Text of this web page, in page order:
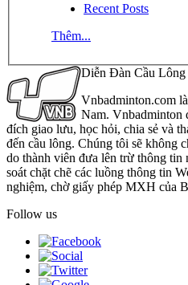
Recent Posts
Thêm...
Diễn Đàn Cầu Lông
Vnbadminton.com
Nam. Vnbadminton
đích giao lưu, học hỏi, chia sẻ và
đến cầu lông. Chúng tôi sẽ không
do thành viên đưa lên trừ thông
soát chặt chẽ các luồng thông tin
nghiệm, chờ giấy phép MXH của
Follow us